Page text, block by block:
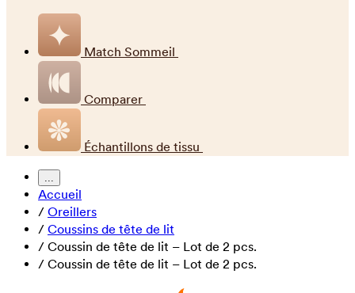
Match Sommeil
Comparer
Échantillons de tissu
...
Accueil
/ Oreillers
/ Coussins de tête de lit
/ Coussin de tête de lit – Lot de 2 pcs.
/ Coussin de tête de lit – Lot de 2 pcs.